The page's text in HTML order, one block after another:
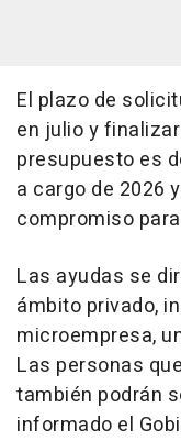
El plazo de
en julio y
presupuesto es
a cargo de 2026
compromiso
Las ayudas se
ámbito privado,
microempresa,
Las personas
también podrán
informado el